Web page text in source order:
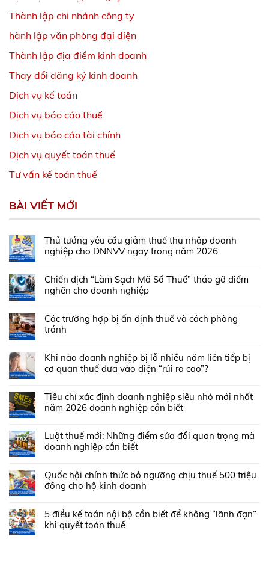
Thành lập chi nhánh công ty
hành lập văn phòng đại diện
Thành lập địa điểm kinh doanh
Thay đổi đăng ký kinh doanh
Dịch vụ kế toán
Dịch vụ báo cáo thuế
Dịch vụ báo cáo tài chính
Dịch vụ quyết toán thuế
Tư vấn kế toán thuế
BÀI VIẾT MỚI
Thủ tướng yêu cầu giảm thuế thu nhập doanh
nghiệp cho DNNVV ngay trong năm 2026
Chiến dịch “Làm Sạch Mã Số Thuế” tháo gỡ điểm
nghẽn cho doanh nghiệp
Các trường hợp bị ấn định thuế và cách phòng
tránh
Khi nào doanh nghiệp bị lỗ nhiều năm liên tiếp bị
cơ quan thuế đưa vào diện “rủi ro cao”?
Tiêu chí xác định doanh nghiệp siêu nhỏ mới nhất
năm 2026 doanh nghiệp cần biết
Luật thuế mới: Những điểm sửa đổi quan trọng mà
doanh nghiệp cần biết
Quốc hội chính thức bỏ ngưỡng chịu thuế 500 triệu
đồng cho hộ kinh doanh
5 điều kế toán nội bộ cần biết để không “lãnh đạn”
khi quyết toán thuế